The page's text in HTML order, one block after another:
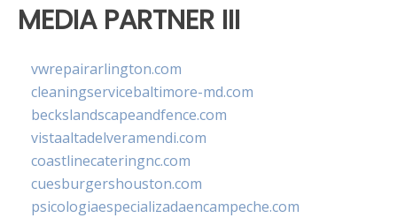
MEDIA PARTNER III
vwrepairarlington.com
cleaningservicebaltimore-md.com
beckslandscapeandfence.com
vistaaltadelveramendi.com
coastlinecateringnc.com
cuesburgershouston.com
psicologiaespecializadaencampeche.com